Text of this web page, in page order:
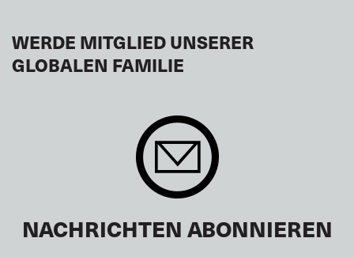
WERDE MITGLIED UNSERER
GLOBALEN FAMILIE
NACHRICHTEN ABONNIEREN